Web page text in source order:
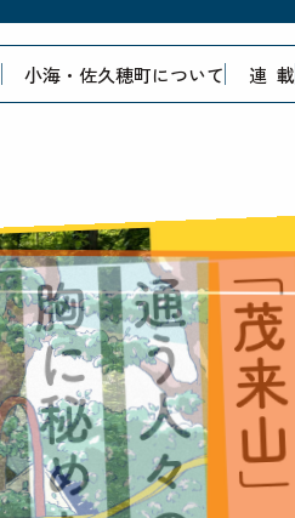
小海・佐久穂町について 連 載